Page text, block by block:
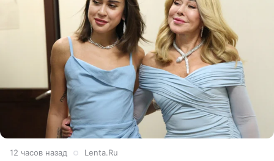
12 часов назад Lenta.Ru